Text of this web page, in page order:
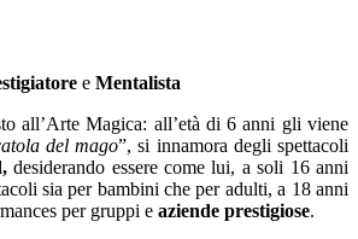
e Mentalista
all’Arte Magica: all’età di 6 anni gli viene
del mago”, si innamora degli spettacoli
desiderando essere come lui, a soli 16 anni
sia per bambini che per adulti, a 18 anni
per gruppi e aziende prestigiose.